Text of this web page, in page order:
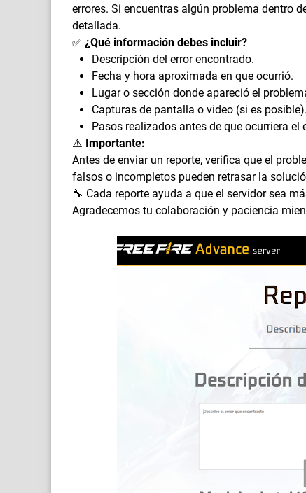
errores. Si encuentras algún problema dentro
detallada.
✅ ¿Qué información debes incluir?
Descripción del error encontrado.
Fecha y hora aproximada en que ocurrió.
Lugar o sección donde apareció el
Capturas de pantalla o video (si es posible).
Pasos realizados antes de que ocurriera el
⚠️ Importante:
Antes de enviar un reporte, verifica que el
falsos o incompletos pueden retrasar la
🔧 Cada reporte ayuda a que el servidor sea
Agradecemos tu colaboración y paciencia